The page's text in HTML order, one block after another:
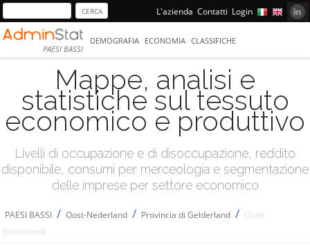
L'azienda Contatti Login
PAESI BASSI
DEMOGRAFIA ECONOMIA CLASSIFICHE
Mappe, analisi e
statistiche sul tessuto
economico e produttivo
Livelli di occupazione e di disoccupazione, reddito
disponibile, consumi per merceologia e segmentazione
delle imprese per settore economico
PAESI BASSI / Oost-Nederland / Provincia di Gelderland / Oude
IJsselstreek